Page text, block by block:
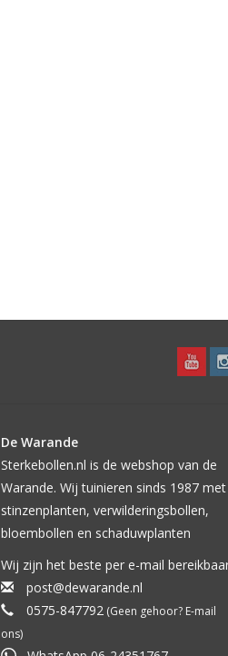
De Warande
Sterkebollen.nl is de webshop van de
Warande. Wij tuinieren sinds 1987 met
stinzenplanten, verwilderingsbollen,
bloembollen en schaduwplanten
Wij zijn het beste per e-mail
post@dewarande.nl
0575-847792(Geen gehoor? E-mail
ons)